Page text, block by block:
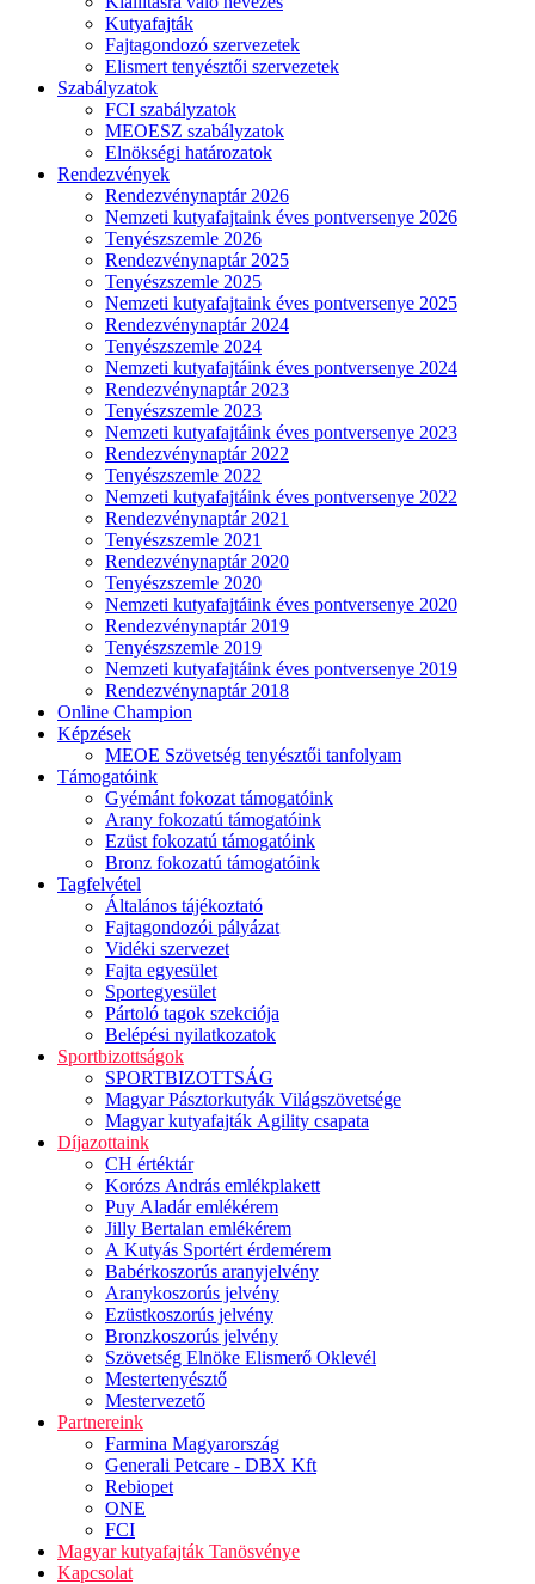
Kutyafajták
Fajtagondozó szervezetek
Elismert tenyésztői szervezetek
Szabályzatok
FCI szabályzatok
MEOESZ szabályzatok
Elnökségi határozatok
Rendezvények
Rendezvénynaptár 2026
Nemzeti kutyafajtaink éves pontversenye 2026
Tenyészszemle 2026
Rendezvénynaptár 2025
Tenyészszemle 2025
Nemzeti kutyafajtaink éves pontversenye 2025
Rendezvénynaptár 2024
Tenyészszemle 2024
Nemzeti kutyafajtáink éves pontversenye 2024
Rendezvénynaptár 2023
Tenyészszemle 2023
Nemzeti kutyafajtáink éves pontversenye 2023
Rendezvénynaptár 2022
Tenyészszemle 2022
Nemzeti kutyafajtáink éves pontversenye 2022
Rendezvénynaptár 2021
Tenyészszemle 2021
Rendezvénynaptár 2020
Tenyészszemle 2020
Nemzeti kutyafajtáink éves pontversenye 2020
Rendezvénynaptár 2019
Tenyészszemle 2019
Nemzeti kutyafajtáink éves pontversenye 2019
Rendezvénynaptár 2018
Online Champion
Képzések
MEOE Szövetség tenyésztői tanfolyam
Támogatóink
Gyémánt fokozat támogatóink
Arany fokozatú támogatóink
Ezüst fokozatú támogatóink
Bronz fokozatú támogatóink
Tagfelvétel
Általános tájékoztató
Fajtagondozói pályázat
Vidéki szervezet
Fajta egyesület
Sportegyesület
Pártoló tagok szekciója
Belépési nyilatkozatok
Sportbizottságok
SPORTBIZOTTSÁG
Magyar Pásztorkutyák Világszövetsége
Magyar kutyafajták Agility csapata
Díjazottaink
CH értéktár
Korózs András emlékplakett
Puy Aladár emlékérem
Jilly Bertalan emlékérem
A Kutyás Sportért érdemérem
Babérkoszorús aranyjelvény
Aranykoszorús jelvény
Ezüstkoszorús jelvény
Bronzkoszorús jelvény
Szövetség Elnöke Elismerő Oklevél
Mestertenyésztő
Mestervezető
Partnereink
Farmina Magyarország
Generali Petcare - DBX Kft
Rebiopet
ONE
FCI
Magyar kutyafajták Tanösvénye
Kapcsolat